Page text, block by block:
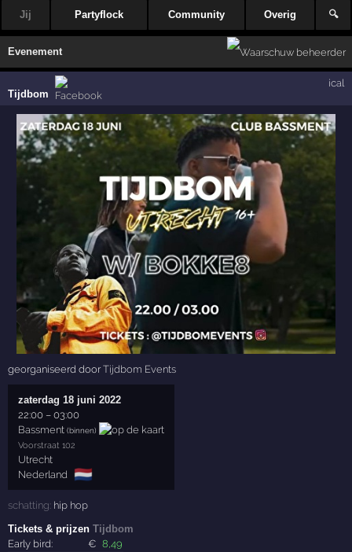
Jij Partyflock Community Overig 🔍
Evenement
Tijdbom
ical
georganiseerd doorTijdbom Events
zaterdag 18 juni 2022
22:00 –03:00
Bassment (binnen)
Voorstraat 102
Utrecht
Nederland 🇳🇱
schatting: hip hop
Tickets & prijzenTijdbom
Early bird:
€ 8 ,49